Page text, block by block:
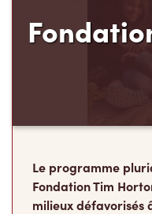
Le programme
Fondation Tim
milieux défavorisés